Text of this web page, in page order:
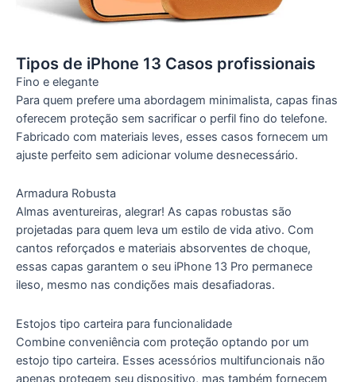
Tipos de iPhone 13 Casos profissionais
Fino e elegante
Para quem prefere uma abordagem minimalista, capas finas
oferecem proteção sem sacrificar o perfil fino do telefone.
Fabricado com materiais leves, esses casos fornecem um
ajuste perfeito sem adicionar volume desnecessário.
Armadura Robusta
Almas aventureiras, alegrar! As capas robustas são
projetadas para quem leva um estilo de vida ativo. Com
cantos reforçados e materiais absorventes de choque,
essas capas garantem o seu iPhone 13 Pro permanece
ileso, mesmo nas condições mais desafiadoras.
Estojos tipo carteira para funcionalidade
Combine conveniência com proteção optando por um
estojo tipo carteira. Esses acessórios multifuncionais não
apenas protegem seu dispositivo, mas também fornecem